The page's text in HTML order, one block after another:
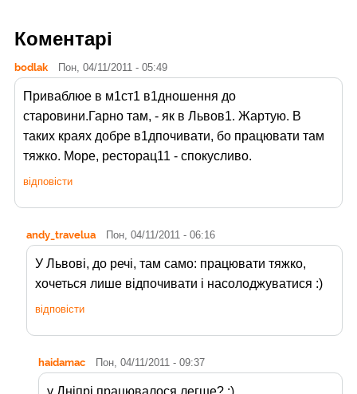
Коментарі
bodlak Пон, 04/11/2011 - 05:49
Приваблюе в м1ст1 в1дношення до
старовини.Гарно там, - як в Львов1. Жартую. В
таких краях добре в1дпочивати, бо працювати там
тяжко. Море, ресторац11 - спокусливо.
відповісти
andy_travelua Пон, 04/11/2011 - 06:16
У Львові, до речі, там само: працювати тяжко,
хочеться лише відпочивати і насолоджуватися :)
відповісти
haidamac Пон, 04/11/2011 - 09:37
у Дніпрі працювалося легше? :)